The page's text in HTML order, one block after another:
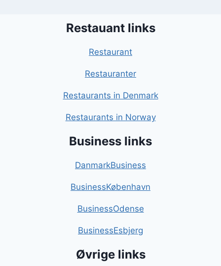
Restauant links
Restaurant
Restauranter
Restaurants in Denmark
Restaurants in Norway
Business links
DanmarkBusiness
BusinessKøbenhavn
BusinessOdense
BusinessEsbjerg
Øvrige links